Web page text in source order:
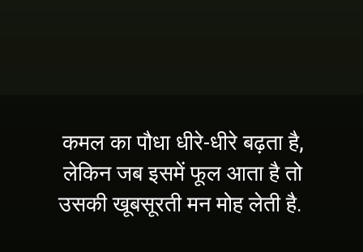
कमल का पौधा धीरे-धीरे बढ़ता है,
लेकिन जब इसमें फूल आता है तो
उसकी खूबसूरती मन मोह लेती है.